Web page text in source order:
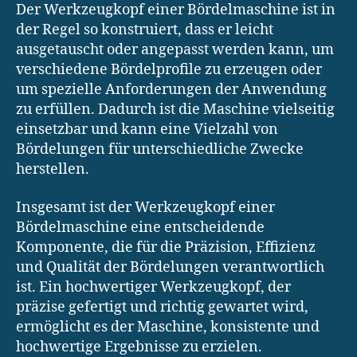
Der Werkzeugkopf einer Bördelmaschine ist in
der Regel so konstruiert, dass er leicht
ausgetauscht oder angepasst werden kann, um
verschiedene Bördelprofile zu erzeugen oder
um spezielle Anforderungen der Anwendung
zu erfüllen. Dadurch ist die Maschine vielseitig
einsetzbar und kann eine Vielzahl von
Bördelungen für unterschiedliche Zwecke
herstellen.
Insgesamt ist der Werkzeugkopf einer
Bördelmaschine eine entscheidende
Komponente, die für die Präzision, Effizienz
und Qualität der Bördelungen verantwortlich
ist. Ein hochwertiger Werkzeugkopf, der
präzise gefertigt und richtig gewartet wird,
ermöglicht es der Maschine, konsistente und
hochwertige Ergebnisse zu erzielen.